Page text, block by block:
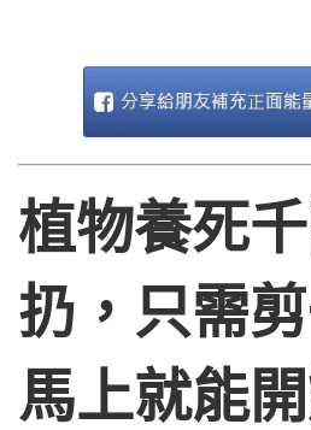
植物養死
扔，只需剪
馬上就能開